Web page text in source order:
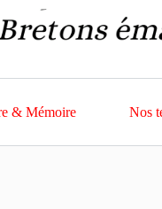
& Mémoire Nos